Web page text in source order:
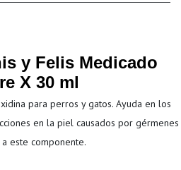
y Felis Medicado
X 30 ml
para perros y gatos. Ayuda en los
en la piel causados por gérmenes
este componente.